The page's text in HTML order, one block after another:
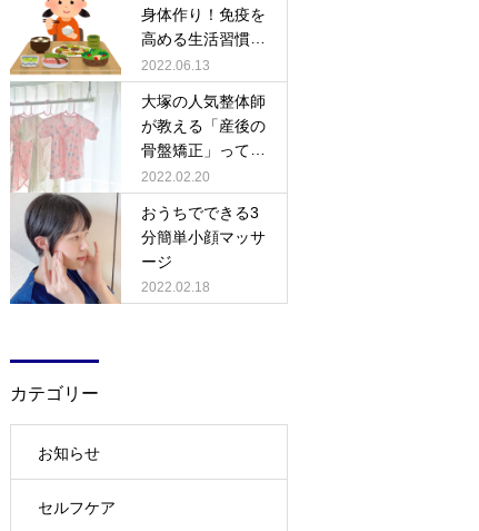
身体作り！免疫を
高める生活習慣！
【大塚さくら整体
院】
2022.06.13
大塚の人気整体師
が教える「産後の
骨盤矯正」って
何？
2022.02.20
おうちでできる3
分簡単小顔マッサ
ージ
2022.02.18
カテゴリー
お知らせ
セルフケア